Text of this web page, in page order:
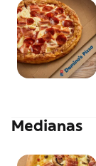
Medianas